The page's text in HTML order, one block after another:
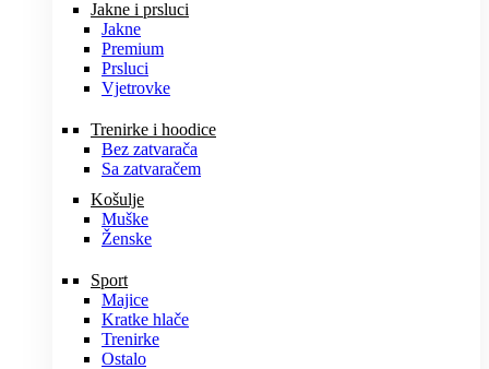
Jakne i prsluci
Jakne
Premium
Prsluci
Vjetrovke
Trenirke i hoodice
Bez zatvarača
Sa zatvaračem
Košulje
Muške
Ženske
Sport
Majice
Kratke hlače
Trenirke
Ostalo